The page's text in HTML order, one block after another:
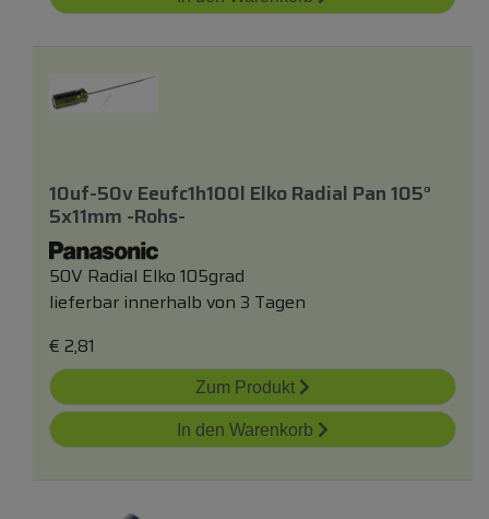
10uf-50v Eeufc1h100l Elko Radial Pan 105°
5x11mm -rohs-
50V Radial Elko 105grad
lieferbar innerhalb von 3 Tagen
€ 2,81
Zum Produkt
In den Warenkorb